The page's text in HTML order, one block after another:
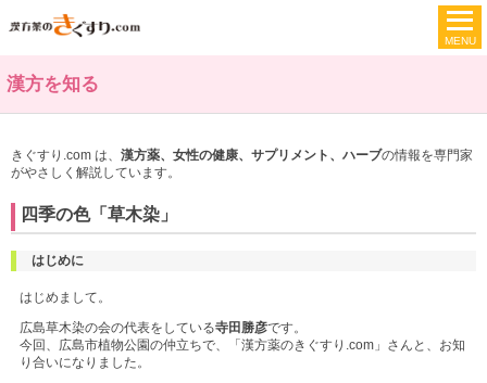
漢方を知る
きぐすり.com は、 漢方薬、女性の健康、サプリメント、ハーブの情報を専門家
がやさしく解説しています。
四季の色「草木染」
はじめに
はじめまして。
広島草木染の会の代表をしている寺田勝彦です。
今回、広島市植物公園の仲立ちで、「漢方薬のきぐすり.com」さんと、お知
り合いになりました。